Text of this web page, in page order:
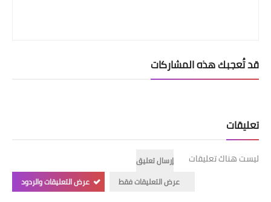
قد تُعجبك هذه المشاركات
تعليقات
ليست هناك تعليقات
إرسال تعليق
عرض التعليقات فقط
عرض التعليقات والردود